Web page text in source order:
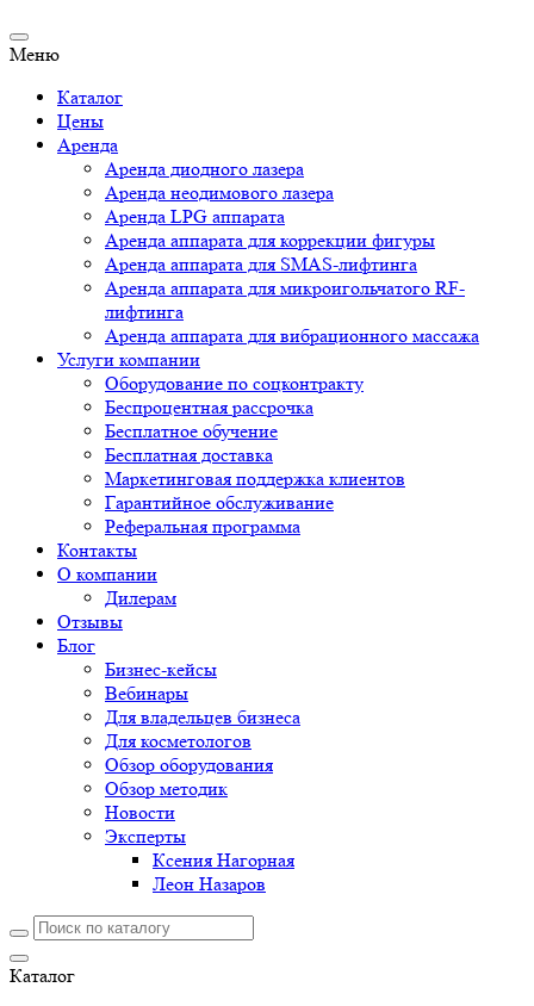
Меню
Каталог
Цены
Аренда
Аренда диодного лазера
Аренда неодимового лазера
Аренда LPG аппарата
Аренда аппарата для коррекции фигуры
Аренда аппарата для SMAS-лифтинга
Аренда аппарата для микроигольчатого RF-
лифтинга
Аренда аппарата для вибрационного массажа
Услуги компании
Оборудование по соцконтракту
Беспроцентная рассрочка
Бесплатное обучение
Бесплатная доставка
Маркетинговая поддержка клиентов
Гарантийное обслуживание
Реферальная программа
Контакты
О компании
Дилерам
Отзывы
Блог
Бизнес-кейсы
Вебинары
Для владельцев бизнеса
Для косметологов
Обзор оборудования
Обзор методик
Новости
Эксперты
Ксения Нагорная
Леон Назаров
Каталог